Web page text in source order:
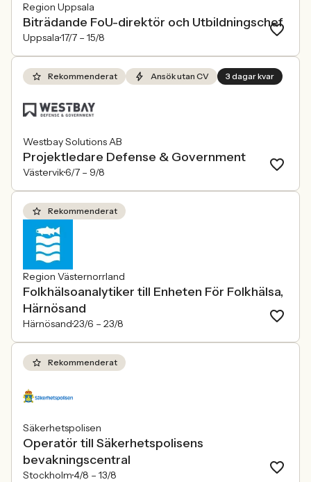
Region Uppsala
Biträdande FoU-direktör och Utbildningschef
Uppsala17/7 – 15/8
Rekommenderat Ansök utan CV 3 dagar kvar
Westbay Solutions AB
Projektledare Defense & Government
Västervik6/7 – 9/8
Rekommenderat
Region Västernorrland
Folkhälsoanalytiker till Enheten För Folkhälsa,
Härnösand
Härnösand23/6 – 23/8
Rekommenderat
Säkerhetspolisen
Operatör till Säkerhetspolisens
bevakningscentral
Stockholm4/8 – 13/8